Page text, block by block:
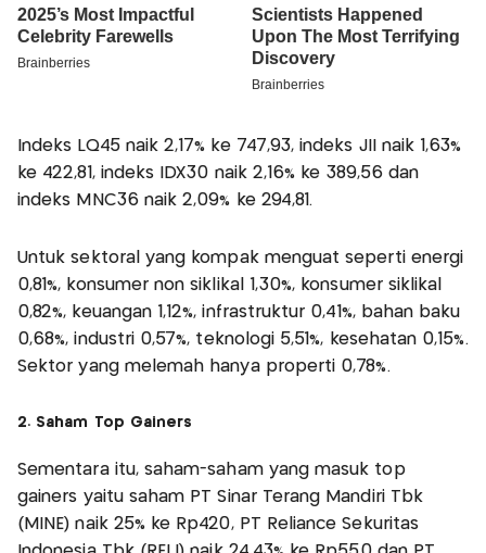
Indeks LQ45 naik 2,17% ke 747,93, indeks JII naik 1,63%
ke 422,81, indeks IDX30 naik 2,16% ke 389,56 dan
indeks MNC36 naik 2,09% ke 294,81.
Untuk sektoral yang kompak menguat seperti energi
0,81%, konsumer non siklikal 1,30%, konsumer siklikal
0,82%, keuangan 1,12%, infrastruktur 0,41%, bahan baku
0,68%, industri 0,57%, teknologi 5,51%, kesehatan 0,15%.
Sektor yang melemah hanya properti 0,78%.
2. Saham Top Gainers
Sementara itu, saham-saham yang masuk top
gainers yaitu saham PT Sinar Terang Mandiri Tbk
(MINE) naik 25% ke Rp420, PT Reliance Sekuritas